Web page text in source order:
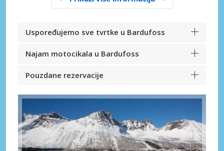
Uspoređujemo sve tvrtke u Bardufoss
Najam motocikala u Bardufoss
Pouzdane rezervacije